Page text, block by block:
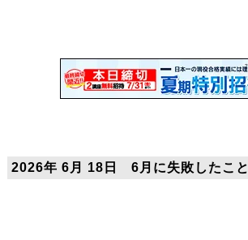
2026年 6月 18日 6月に失敗したこと